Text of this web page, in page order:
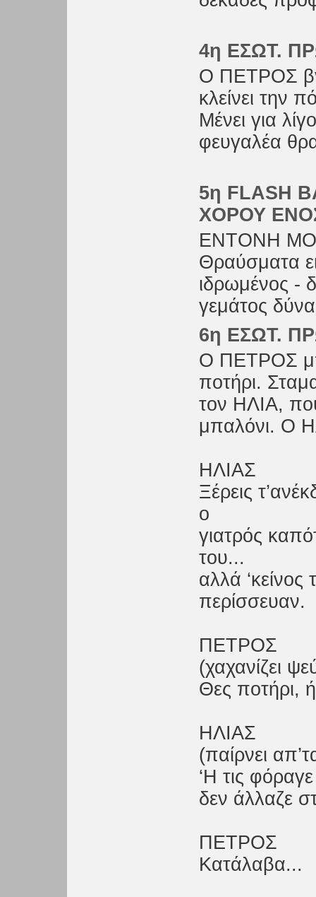
4η ΕΣΩΤ.
Ο ΠΕΤΡΟΣ
κλείνει την
Μένει για
φευγαλέα
5η FLASH
ΧΟΡΟΥ
ΕΝΤΟΝΗ
Θραύσματα
ιδρωμένος -
γεμάτος
6η ΕΣΩΤ.
Ο ΠΕΤΡΟΣ
ποτήρι.
τον ΗΛΙΑ,
μπαλόνι. Ο
ΗΛΙΑΣ
Ξέρεις
ο
γιατρός
του...
αλλά ‘κείνος
περίσσευαν.
ΠΕΤΡΟΣ
(χαχανίζει
Θες ποτήρι,
ΗΛΙΑΣ
(παίρνει
‘Η τις
δεν άλλαζε
ΠΕΤΡΟΣ
Κατάλαβα...